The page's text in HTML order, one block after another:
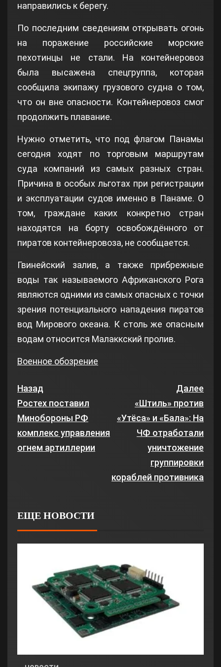
направились к берегу.
По последним сведениям открывать огонь
на поражение российские морские
пехотинцы не стали. На контейнеровоз
была высажена спецгруппа, которая
сообщила экипажу грузового судна о том,
что он вне опасности. Контейнеровоз смог
продолжить плавание.
Нужно отметить, что под флагом Панамы
сегодня ходят по торговым маршрутам
суда компаний из самых разных стран.
Причина в особых льготах при регистрации
и эксплуатации судов именно в Панаме. О
том, граждане каких конкретно стран
находятся на борту освобождённого от
пиратов контейнеровоза, не сообщается.
Гвинейский залив, а также прибрежные
воды так называемого Африканского Рога
являются одними из самых опасных с точки
зрения потенциального нападения пиратов
вод Мирового океана. К столь же опасным
водам относится Малаккский пролив.
Военное обозрение
Назад
Ростех поставил
Минобороны РФ
комплекс управления
огнем артиллерии
Далее
«Штиль» против
«Утёса» и «Бала»: На
ЧФ отработали
уничтожение
группировки
кораблей противника
ЕЩЕ НОВОСТИ